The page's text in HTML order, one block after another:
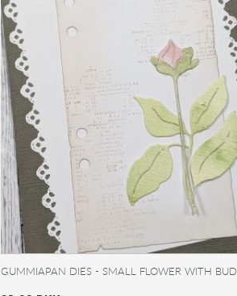
GUMMIAPAN DIES - SMALL FLOWER WITH BUD